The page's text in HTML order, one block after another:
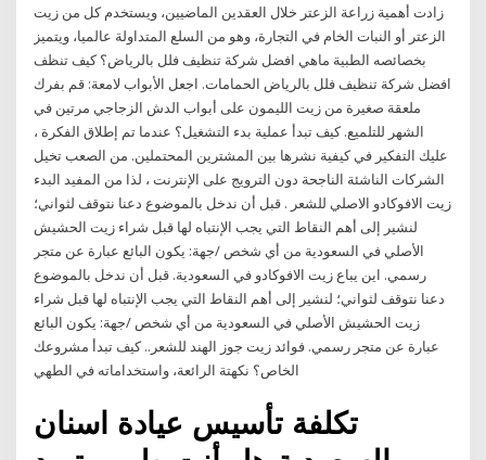
زادت أهمية زراعة الزعتر خلال العقدين الماضيين، ويستخدم كل من زيت
الزعتر أو النبات الخام في التجارة، وهو من السلع المتداولة عالميا، ويتميز
بخصائصه الطبية ماهي افضل شركة تنظيف فلل بالرياض؟ كيف تنظف
افضل شركة تنظيف فلل بالرياض الحمامات. اجعل الأبواب لامعة: قم بفرك
ملعقة صغيرة من زيت الليمون على أبواب الدش الزجاجي مرتين في
الشهر للتلميع. كيف تبدأ عملية بدء التشغيل؟ عندما تم إطلاق الفكرة ،
عليك التفكير في كيفية نشرها بين المشترين المحتملين. من الصعب تخيل
الشركات الناشئة الناجحة دون الترويج على الإنترنت ، لذا من المفيد البدء
زيت الافوكادو الاصلي للشعر . قبل أن ندخل بالموضوع دعنا نتوقف لثواني؛
لنشير إلى أهم النقاط التي يجب الإنتباه لها قبل شراء زيت الحشيش
الأصلي في السعودية من أي شخص /جهة: يكون البائع عبارة عن متجر
رسمي. اين يباع زيت الافوكادو في السعودية. قبل أن ندخل بالموضوع
دعنا نتوقف لثواني؛ لنشير إلى أهم النقاط التي يجب الإنتباه لها قبل شراء
زيت الحشيش الأصلي في السعودية من أي شخص /جهة: يكون البائع
عبارة عن متجر رسمي. فوائد زيت جوز الهند للشعر.. كيف تبدأ مشروعك
الخاص؟ نكهتة الرائعة، واستخداماته في الطهي
تكلفة تأسيس عيادة اسنان